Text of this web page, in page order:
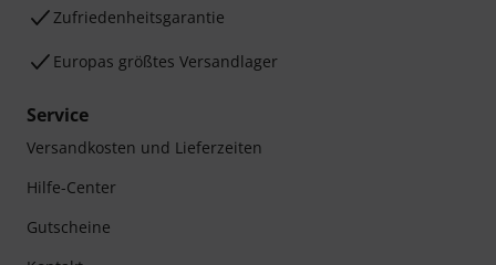
Zufriedenheitsgarantie
Europas größtes Versandlager
Service
Versandkosten und Lieferzeiten
Hilfe-Center
Gutscheine